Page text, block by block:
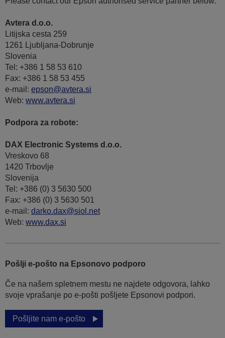
Avtera d.o.o.
Litijska cesta 259
1261 Ljubljana-Dobrunje
Slovenia
Tel: +386 1 58 53 610
Fax: +386 1 58 53 455
e-mail: epson@avtera.si
Web: www.avtera.si
Podpora za robote:
DAX Electronic Systems d.o.o.
Vreskovo 68
1420 Trbovlje
Slovenija
Tel: +386 (0) 3 5630 500
Fax: +386 (0) 3 5630 501
e-mail: darko.dax@siol.net
Web: www.dax.si
Pošlji e-pošto na Epsonovo podporo
Če na našem spletnem mestu ne najdete odgovora, lahko
svoje vprašanje po e-pošti pošljete Epsonovi podpori.
Pošljite nam e-pošto